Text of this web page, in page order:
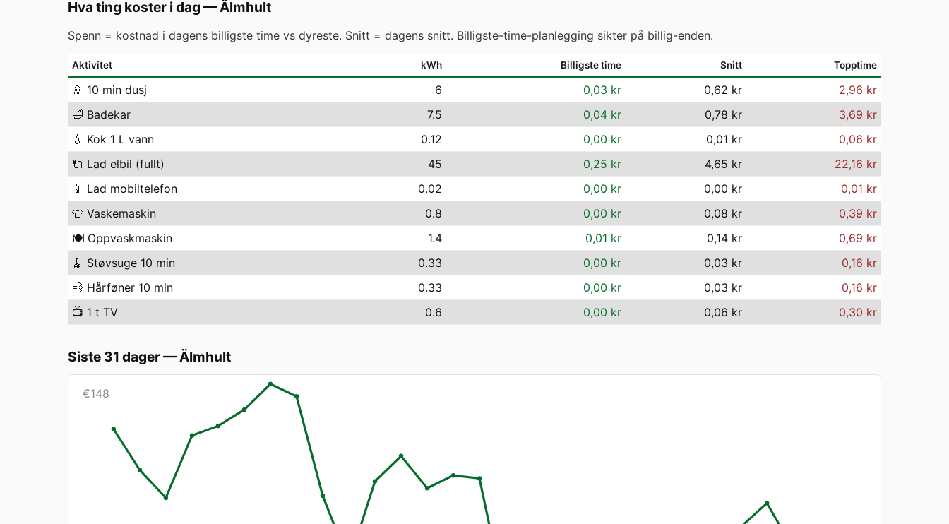
Hva ting koster i dag —Älmhult
Spenn = kostnad i dagens billigste time vs dyreste. Snitt = dagens snitt. Billigste-time-planlegging sikter på billig-enden.
Aktivitet kWh Billigste time Snitt Topptime
🚿 10 min dusj 6 0,03 kr 0,62 kr
2,96 kr
🛁 Badekar 7.5 0,04 kr 0,78 kr
3,69 kr
💧 Kok 1 L vann 0.12 0,00 kr 0,01 kr
0,06 kr
🔌 Lad elbil (fullt) 45 0,25 kr 4,65 kr
22,16 kr
📱 Lad mobiltelefon 0.02 0,00 kr 0,00 kr
0,01 kr
👕 Vaskemaskin 0.8 0,00 kr 0,08 kr
0,39 kr
🍽️ Oppvaskmaskin 1.4 0,01 kr 0,14 kr
0,69 kr
🧹 Støvsuge 10 min 0.33 0,00 kr 0,03 kr
0,16 kr
💨 Hårføner 10 min 0.33 0,00 kr 0,03 kr
0,16 kr
📺 1 t TV 0.6 0,00 kr 0,06 kr 0,30 kr
Siste 31 dager—Älmhult
€148